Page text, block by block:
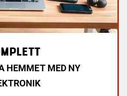
HEMMET MED NY